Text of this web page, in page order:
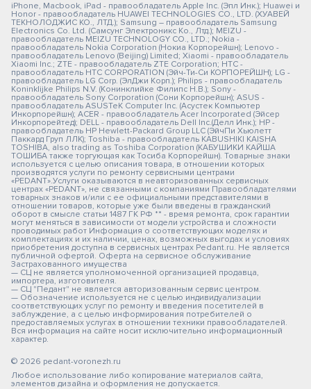
iPhone, Macbook, iPad - правообладатель Apple Inc. (Эпл Инк.); Huawei и
Honor - правообладатель HUAWEI TECHNOLOGIES CO., LTD. (ХУАВЕЙ
ТЕКНОЛОДЖИС КО., ЛТД.); Samsung – правообладатель Samsung
Electronics Co. Ltd. (Самсунг Электроникс Ко., Лтд.); MEIZU -
правообладатель MEIZU TECHNOLOGY CO., LTD.; Nokia -
правообладатель Nokia Corporation (Нокиа Корпорейшн); Lenovo -
правообладатель Lenovo (Beijing) Limited; Xiaomi - правообладатель
Xiaomi Inc.; ZTE - правообладатель ZTE Corporation; HTC -
правообладатель HTC CORPORATION (Эйч-Ти-Си КОРПОРЕЙШН); LG -
правообладатель LG Corp. (ЭлДжи Корп.); Philips - правообладатель
Koninklijke Philips N.V. (Конинклийке Филипс Н.В.); Sony -
правообладатель Sony Corporation (Сони Корпорейшн); ASUS -
правообладатель ASUSTeK Computer Inc. (Асустек Компьютер
Инкорпорейшн); ACER - правообладатель Acer Incorporated (Эйсер
Инкорпорейтед); DELL - правообладатель Dell Inc.(Делл Инк.); HP -
правообладатель HP Hewlett-Packard Group LLC (ЭйчПи Хьюлетт
Паккард Груп ЛЛК); Toshiba - правообладатель KABUSHIKI KAISHA
TOSHIBA, also trading as Toshiba Corporation (КАБУШИКИ КАЙША
ТОШИБА также торгующая как Тосиба Корпорейшн). Товарные знаки
используется с целью описания товара, в отношении которых
производятся услуги по ремонту сервисными центрами
«PEDANT».Услуги оказываются в неавторизованных сервисных
центрах «PEDANT», не связанными с компаниями Правообладателями
товарных знаков и/или с ее официальными представителями в
отношении товаров, которые уже были введены в гражданский
оборот в смысле статьи 1487 ГК РФ ** - время ремонта, срок гарантии
могут меняться в зависимости от модели устройства и сложности
проводимых работ Информация о соответствующих моделях и
комплектациях и их наличии, ценах, возможных выгодах и условиях
приобретения доступна в сервисных центрах Pedant.ru. Не является
публичной офертой. Оферта на сервисное обслуживание
Застрахованного имущества
— СЦ не является уполномоченной организацией продавца,
импортера, изготовителя.
— СЦ "Педант" не является авторизованным сервис центром.
— Обозначение используется не с целью индивидуализации
соответствующих услуг по ремонту и введения посетителей в
заблуждение, а с целью информирования потребителей о
предоставляемых услугах в отношении техники правообладателей.
Вся информация на сайте носит исключительно информационный
характер.
© 2026 pedant-voronezh.ru
Любое использование либо копирование материалов сайта,
элементов дизайна и оформления не допускается.